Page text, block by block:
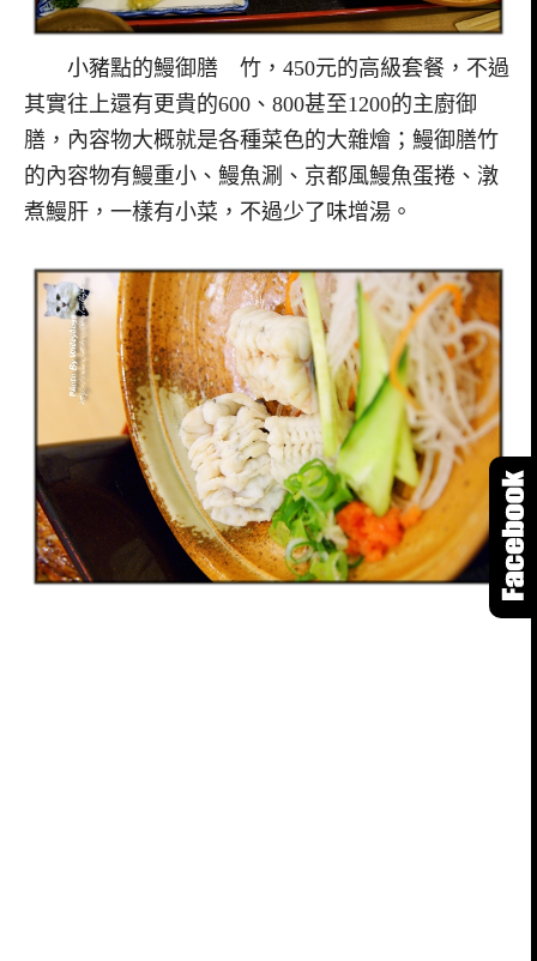
小豬點的鰻御膳 竹，450元的高級套餐，不過
其實往上還有更貴的600、800甚至1200的主廚御
膳，內容物大概就是各種菜色的大雜燴；鰻御膳竹
的內容物有鰻重小、鰻魚涮、京都風鰻魚蛋捲、潡
煮鰻肝，一樣有小菜，不過少了味增湯。